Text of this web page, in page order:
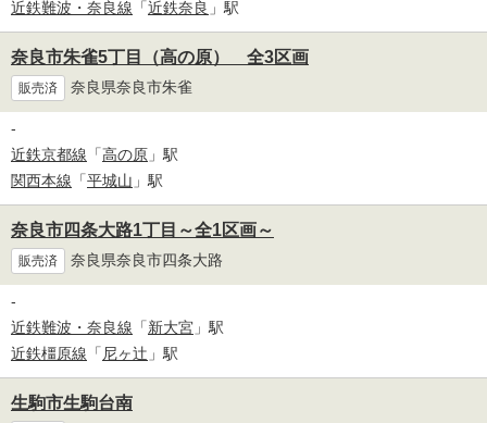
近鉄難波・奈良線 「近鉄奈良 」駅
奈良市朱雀5丁目（高の原） 全3区画
販売済 奈良県奈良市朱雀
-
近鉄京都線 「高の原 」駅
関西本線 「平城山 」駅
奈良市四条大路1丁目～全1区画～
販売済 奈良県奈良市四条大路
-
近鉄難波・奈良線 「新大宮 」駅
近鉄橿原線 「 尼ヶ辻 」駅
生駒市生駒台南